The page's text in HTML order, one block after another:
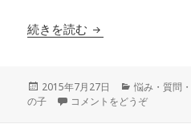
続きを読む 黒のランドセル 女
投
稿
2015年7月27日
カ
テ
悩み・質問
の子
コメントをどうぞ